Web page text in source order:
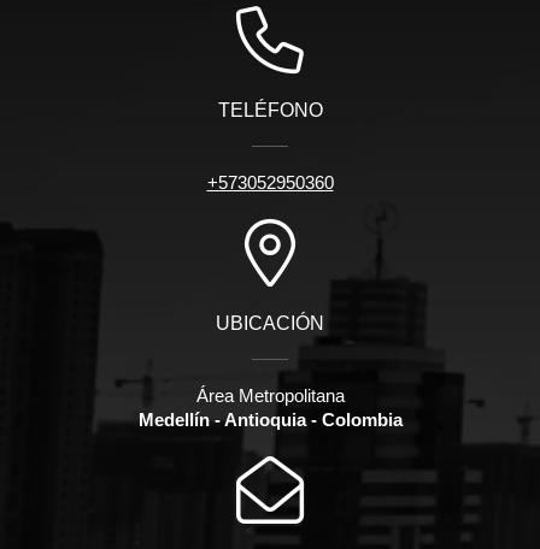
TELÉFONO
+573052950360
UBICACIÓN
Área Metropolitana
Medellín - Antioquia - Colombia